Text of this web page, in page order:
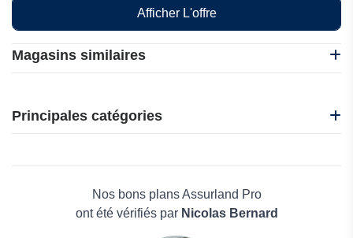
Magasins similaires
Insoil Finance
Binance
FxCash
Principales catégories
Maison & Jardin
Boissons
Nos bons plans Assurland Pro
ont été vérifiés par Nicolas Bernard
Afficher L'offre